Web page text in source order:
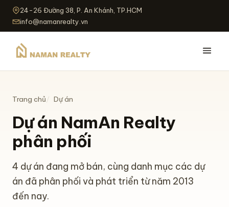
24-26 Đường 38, P. An Khánh, TP.HCM
info@namanrealty.vn
Trang chủ Dự án
Dự án NamAn Realty
phân phối
4 dự án đang mở bán, cùng danh mục các dự
án đã phân phối và phát triển từ năm 2013
đến nay.